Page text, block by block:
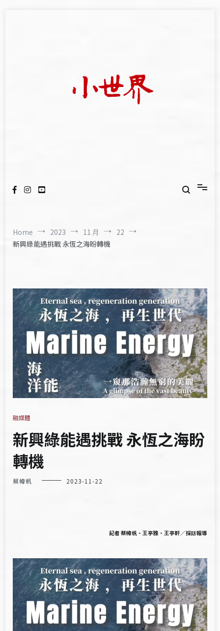
Home 2023 11 月
22
新興綠能遇挑戰 永恆之海盼轉機
融媒體
新興綠能遇挑戰 永恆之海盼
轉機
蔡幃帆 2023-11-22
記者 蔡幃帆、王亭雅、王亭軒／採訪報導